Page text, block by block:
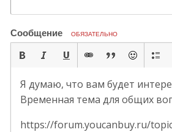
Сообщение ОБЯЗАТЕЛЬНО
Я думаю, что вам будет
Временная тема для общих
https://forum.youcanbuy.ru/